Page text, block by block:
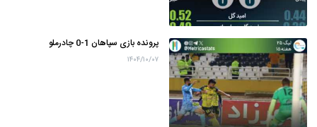
پرونده بازی سپاهان 1-0 چادرملو
۱۴۰۴/۱۰/۰۷